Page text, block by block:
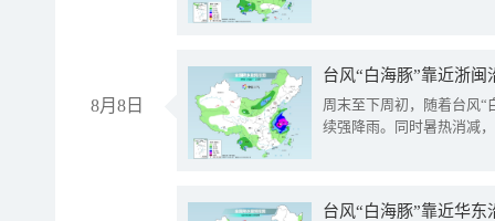
8月8日
台风“白海豚”靠近浙
周末至下周初，随着台风“
续强降雨。同时暑热消减
台风“白海豚”靠近华